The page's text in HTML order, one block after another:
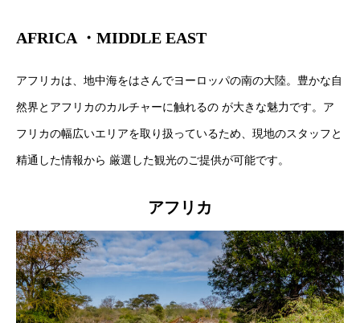
AFRICA ・MIDDLE EAST
アフリカは、地中海をはさんでヨーロッパの南の大陸。豊かな自
然界とアフリカのカルチャーに触れるの が大きな魅力です。ア
フリカの幅広いエリアを取り扱っているため、現地のスタッフと
精通した情報から 厳選した観光のご提供が可能です。
アフリカ